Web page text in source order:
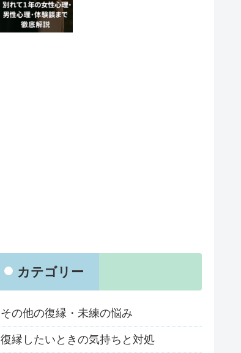
カテゴリー
その他の復縁・未練の悩み
復縁したいときの気持ちと対処